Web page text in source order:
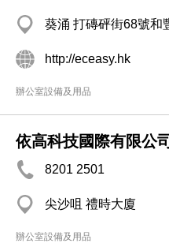
葵涌 打磚砰街68號和
http://eceasy.hk
辦公室設備及用品
依高科技國際有限公司
8201 2501
尖沙咀 禮時大廈
辦公室設備及用品